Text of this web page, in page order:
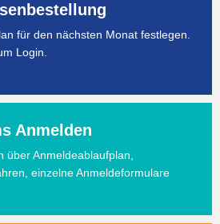
für den nächsten Monat festlegen.
Login.
Anmelden
über Anmeldeablaufplan,
einzelne Anmeldeformulare